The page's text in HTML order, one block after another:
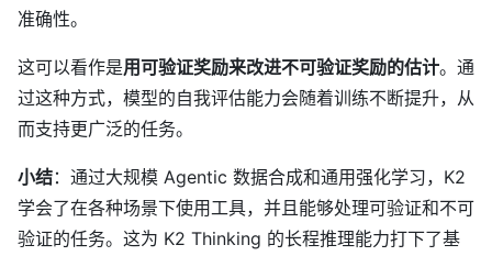
准确性。
这可以看作是用可验证奖励来改进不可验证奖励的估计。通
过这种方式，模型的自我评估能力会随着训练不断提升，从
而支持更广泛的任务。
小结：通过大规模 Agentic 数据合成和通用强化学习，K2
学会了在各种场景下使用工具，并且能够处理可验证和不可
验证的任务。这为 K2 Thinking 的长程推理能力打下了基